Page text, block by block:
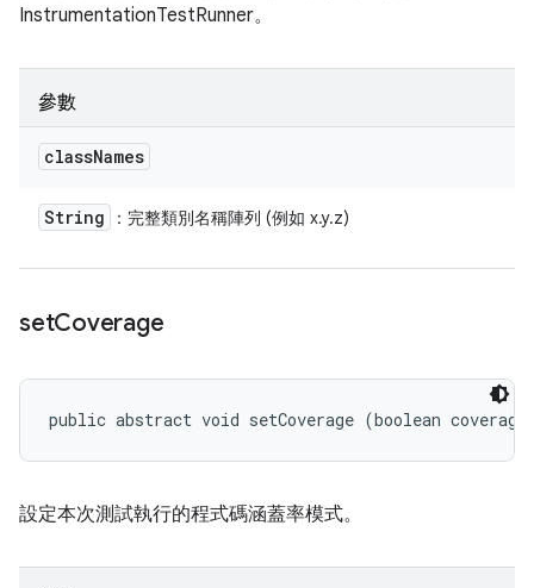
InstrumentationTestRunner。
參數
classNames
String ：完整類別名稱陣列 (例如 x.y.z)
setCoverage
public abstract void setCoverage (boolean
設定本次測試執行的程式碼涵蓋率模式。